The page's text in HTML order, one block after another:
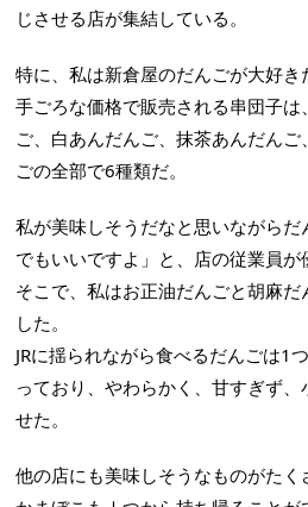
じさせる店が集結している。
特に、私は新倉屋のだんごが大好
手ごろな価格で販売される串団子
ご、白あんだんご、抹茶あんだん
ごの全部で6種類だ。
私が美味しそうだなと思いながら
でもいいですよ」と、店の従業員が
そこで、私はお正油だんごと胡麻
した。
JRに揺られながら食べるだんごは1
っており、やわらかく、甘すぎず
せた。
他の店にも美味しそうなものがた